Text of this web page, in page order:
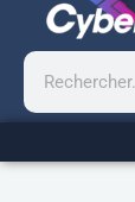
Rechercher